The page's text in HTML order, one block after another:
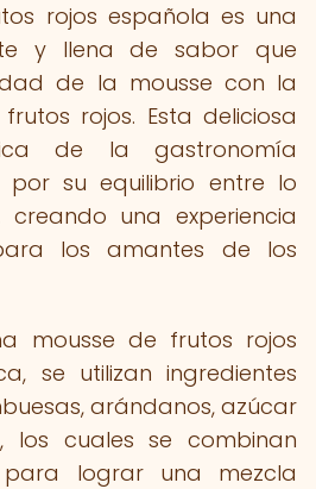
rojos española es una
y llena de sabor que
de la mousse con la
rojos. Esta deliciosa
de la gastronomía
por su equilibrio entre lo
una experiencia
los amantes de los
mousse de frutos rojos
se utilizan ingredientes
arándanos, azúcar
cuales se combinan
para lograr una mezcla